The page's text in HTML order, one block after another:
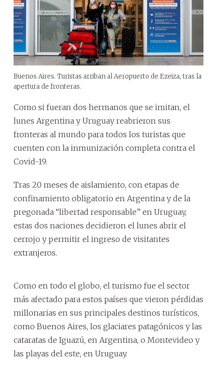
Buenos Aires. Turistas arriban al Aeropuerto de Ezeiza, tras la
apertura de fronteras.
Como si fueran dos hermanos que se imitan, el
lunes Argentina y Uruguay reabrieron sus
fronteras al mundo para todos los turistas que
cuenten con la inmunización completa contra el
Covid-19.
Tras 20 meses de aislamiento, con etapas de
confinamiento obligatorio en Argentina y de la
pregonada “libertad responsable” en Uruguay,
estas dos naciones decidieron el lunes abrir el
cerrojo y permitir el ingreso de visitantes
extranjeros.
Como en todo el globo, el turismo fue el sector
más afectado para estos países que vieron pérdidas
millonarias en sus principales destinos turísticos,
como Buenos Aires, los glaciares patagónicos y las
cataratas de Iguazú, en Argentina, o Montevideo y
las playas del este, en Uruguay.